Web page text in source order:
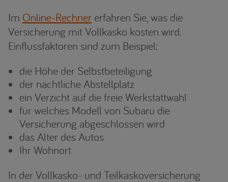
Im Online-Rechner erfahren Sie, was die
Versicherung mit Vollkasko kosten wird.
Einflussfaktoren sind zum Beispiel:
die Höhe der Selbstbeteiligung
der nächtliche Abstellplatz
ein Verzicht auf die freie Werkstattwahl
für welches Modell von Subaru die
Versicherung abgeschlossen wird
das Alter des Autos
Ihr Wohnort
In der Vollkasko- und Teilkaskoversicherung